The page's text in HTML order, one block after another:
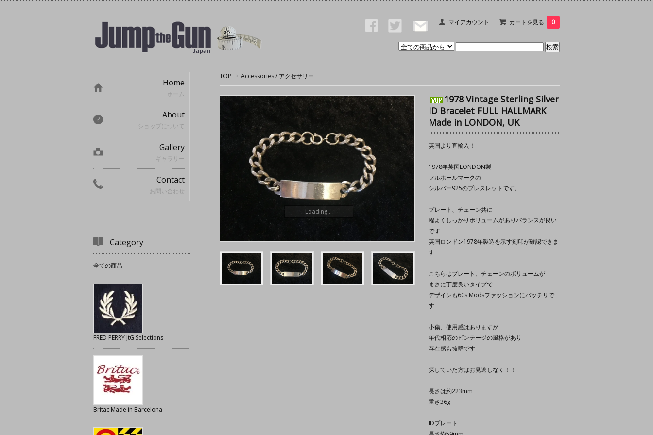
マイアカウント カートを見る 0
TOP > Accessories / アクセサリー
1978 Vintage Sterling Silver
ID Bracelet FULL HALLMARK
Made in LONDON, UK
英国より直輸入！
1978年英国LONDON製
フルホールマークの
シルバー925のブレスレットです。
プレート、チェーン共に
程よくしっかりボリュームがありバランスが良い
です
英国ロンドン1978年製造を示す刻印が確認できま
す
こちらはプレート、チェーンのボリュームが
まさに丁度良いタイプで
デザインも60s Modsファッションにバッチリで
す
小傷、使用感はありますが
年代相応のビンテージの風格があり
存在感も抜群です
探していた方はお見逃しなく！！
長さは約223mm
重さ36g
IDプレート
Loading...
Home
ホーム
About
ショップについて
Gallery
ギャラリー
Contact
お問い合わせ
Category
全ての商品
FRED PERRY JtG Selections
Britac Made in Barcelona